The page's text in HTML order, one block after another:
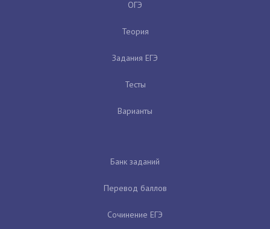
ОГЭ
Теория
Задания ЕГЭ
Тесты
Варианты
Банк заданий
Перевод баллов
Сочинение ЕГЭ